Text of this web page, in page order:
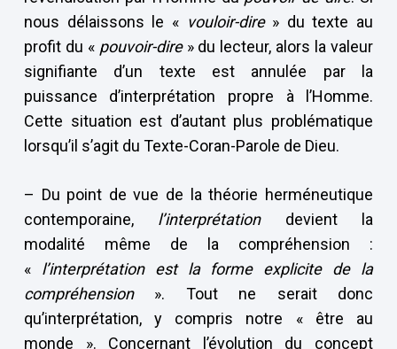
nous délaissons le « vouloir-dire» du texte au
profit du « pouvoir-dire» du lecteur, alors la valeur
signifiante d’un texte est annulée par la
puissance d’interprétation propre à l’Homme.
Cette situation est d’autant plus problématique
lorsqu’il s’agit du Texte-Coran-Parole de Dieu.
– Du point de vue de la théorie herméneutique
contemporaine, l’interprétationdevient la
modalité même de la compréhension :
« l’interprétation est la forme explicite de la
compréhension». Tout ne serait donc
qu’interprétation, y compris notre « être au
monde ». Concernant l’évolution du concept